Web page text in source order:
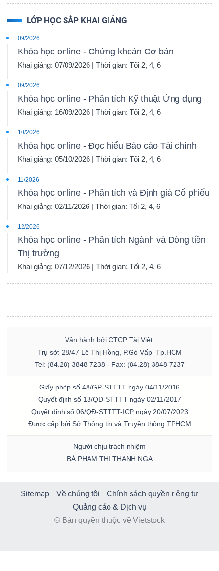
LỚP HỌC SẮP KHAI GIẢNG
09/2026
Khóa học online - Chứng khoán Cơ bản
Khai giảng: 07/09/2026 | Thời gian: Tối 2, 4, 6
09/2026
Khóa học online - Phân tích Kỹ thuật Ứng dụng
Khai giảng: 16/09/2026 | Thời gian: Tối 2, 4, 6
10/2026
Khóa học online - Đọc hiểu Báo cáo Tài chính
Khai giảng: 05/10/2026 | Thời gian: Tối 2, 4, 6
11/2026
Khóa học online - Phân tích và Định giá Cổ phiếu
Khai giảng: 02/11/2026 | Thời gian: Tối 2, 4, 6
12/2026
Khóa học online - Phân tích Ngành và Dòng tiền
Thị trường
Khai giảng: 07/12/2026 | Thời gian: Tối 2, 4, 6
Vận hành bởi CTCP Tài Việt.
Trụ sở: 28/47 Lê Thị Hồng, P.Gò Vấp, Tp.HCM
Tel: (84.28) 3848 7238 - Fax: (84.28) 3848 7237
Giấy phép số 48/GP-STTTT ngày 04/11/2016
Quyết định số 13/QĐ-STTTT ngày 02/11/2017
Quyết định số 06/QĐ-STTTT-ICP ngày 20/07/2023
Được cấp bởi Sở Thông tin và Truyền thông TPHCM
Người chịu trách nhiệm
BÀ PHẠM THỊ THANH NGA
Sitemap Về chúng tôi
Chính sách quyền riêng tư
Quảng cáo & Dịch vụ
© Bản quyền thuộc về Vietstock